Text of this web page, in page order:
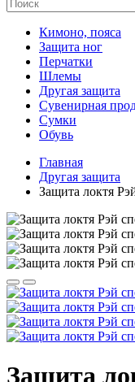
Кимоно, пояса
Защита ног
Перчатки
Шлемы
Другая защита
Сувенирная
Сумки
Обувь
Главная
Другая защита
Защита локтя
Защита